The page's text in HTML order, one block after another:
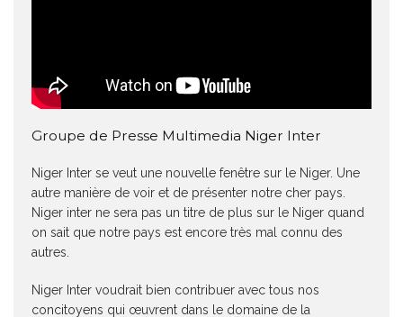
Groupe de Presse Multimedia Niger Inter
Niger Inter se veut une nouvelle fenêtre sur le Niger. Une
autre manière de voir et de présenter notre cher pays.
Niger inter ne sera pas un titre de plus sur le Niger quand
on sait que notre pays est encore très mal connu des
autres.
Niger Inter voudrait bien contribuer avec tous nos
concitoyens qui œuvrent dans le domaine de la